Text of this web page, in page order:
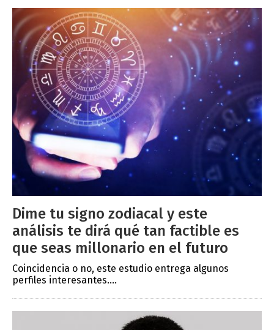
Dime tu signo zodiacal y este
análisis te dirá qué tan factible es
que seas millonario en el futuro
Coincidencia o no, este estudio entrega algunos
perfiles interesantes....